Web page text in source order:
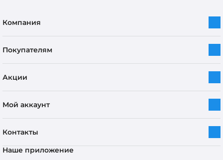
Компания
Покупателям
Акции
Мой аккаунт
Контакты
Наше приложение